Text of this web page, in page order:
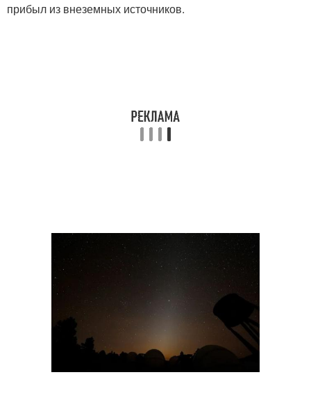
прибыл из внеземных источников.